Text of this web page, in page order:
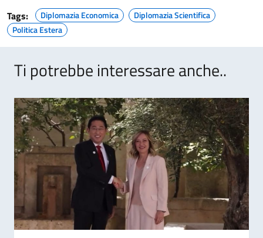
Tags: Diplomazia Economica
Diplomazia Scientifica
Politica Estera
Ti potrebbe interessare anche..